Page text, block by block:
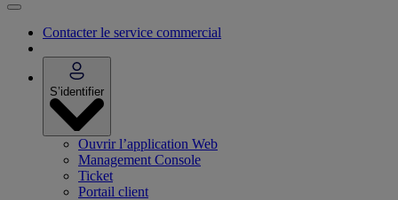
Contacter le service commercial
S’identifier
Ouvrir l’application Web
Management Console
Ticket
Portail client